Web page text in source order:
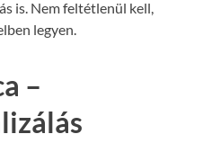
is. Nem feltétlenül kell,
legyen.
–